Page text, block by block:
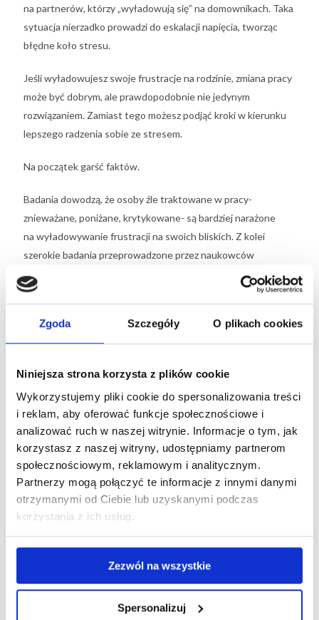
Zgoda Szczegóły O plikach cookies
Niniejsza strona korzysta z plików cookie
Wykorzystujemy pliki cookie do spersonalizowania treści
i reklam, aby oferować funkcje społecznościowe i
analizować ruch w naszej witrynie. Informacje o tym, jak
korzystasz z naszej witryny, udostępniamy partnerom
społecznościowym, reklamowym i analitycznym.
Partnerzy mogą połączyć te informacje z innymi danymi
otrzymanymi od Ciebie lub uzyskanymi podczas
korzystania z ich usług.
Zezwól na wszystkie
Spersonalizuj
na partnerów, którzy „wyładowują się” na domownikach. Taka
sytuacja nierzadko prowadzi do eskalacji napięcia, tworząc
błędne koło stresu.
Jeśli wyładowujesz swoje frustracje na rodzinie, zmiana pracy
może być dobrym, ale prawdopodobnie nie jedynym
rozwiązaniem. Zamiast tego możesz podjąć kroki w kierunku
lepszego radzenia sobie ze stresem.
Na początek garść faktów.
Badania dowodzą, że osoby źle traktowane w pracy-
znieważane, poniżane, krytykowane- są bardziej narażone
na wyładowywanie frustracji na swoich bliskich. Z kolei
szerokie badania przeprowadzone przez naukowców
z University of Florida dowiodły, że osoby, które w pracy
spotykają przykrości, mają mniejsze umiejętności w zakresie
emocjami.
mogą pozytywnie wpłynąć na samoregulację oraz zmniejszyć
stres: sen oraz ćwiczenia fizyczne.
Uczestnicy badania, którzy każdego dnia robili co najmniej 10
900 kroków, byli mniej skłonni do wyładowywania stresu
na członkach rodziny w porównaniu z uczestnikami
wykonującymi tylko 7000 kroków. Naukowcy dowiedli
również, że spalenie dodatkowych 587 kalorii (godzina
pływania/ 90-minut energicznego spaceru) w ciągu dnia także
z literatury naukowej korelację między brakiem snu a słabymi
Sen i ćwiczenia fizyczne pomagają nie tylko wrócić z pracy